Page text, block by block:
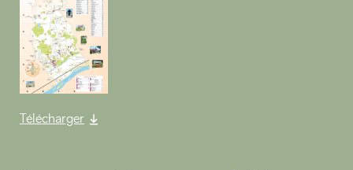
Télécharger